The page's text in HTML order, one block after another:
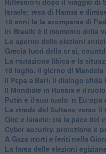
Israele: resa di Hamas e
10 anni fa la scomparsa di
In Brasile è il momento della
Lo spettro delle elezioni
Grecia fuori dalla crisi,
La mutazione libica e la
18 luglio, il giorno di Mandela
Il Papa a Bari: il dialogo sfida
Il Mondiale in Russia e il
Putin e il suo ruolo in Europa
La strada del Sultano verso il
Giro e Israele: tra la pace del
Cyber security, protezione e
A Gaza morti e feriti nella
La farsa delle elezioni egiziane